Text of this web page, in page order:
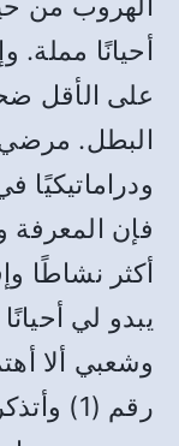
أحيانًا مملة.
على الأقل
البطل. مرضي
ودراماتيكيًا
فإن المعرفة
أكثر نشاطًا
يبدو لي
وشعبي ألا
رقم (1)